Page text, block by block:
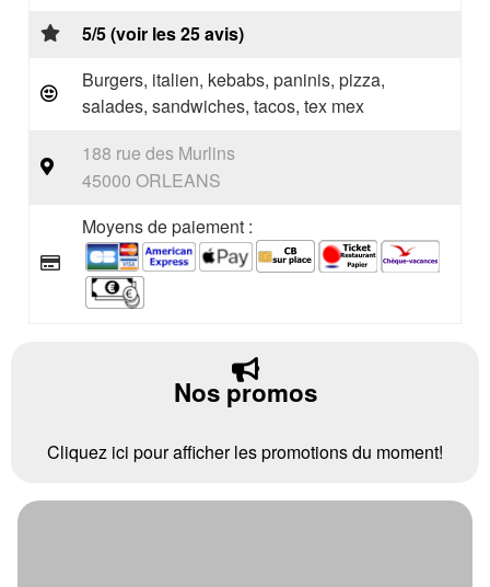
5/5 (voir les 25 avis)
Burgers, italien, kebabs, paninis, pizza,
salades, sandwiches, tacos, tex mex
188 rue des Murlins
45000 ORLEANS
Moyens de paiement :
Nos promos
Cliquez ici pour afficher les promotions du moment!